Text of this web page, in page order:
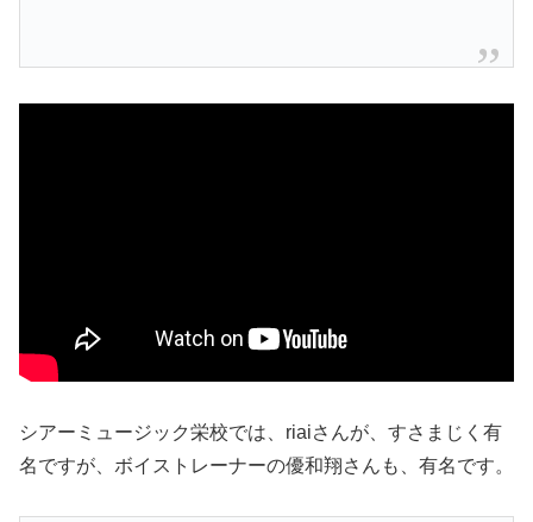
シアーミュージック栄校では、riaiさんが、すさまじく有
名ですが、ボイストレーナーの優和翔さんも、有名です。